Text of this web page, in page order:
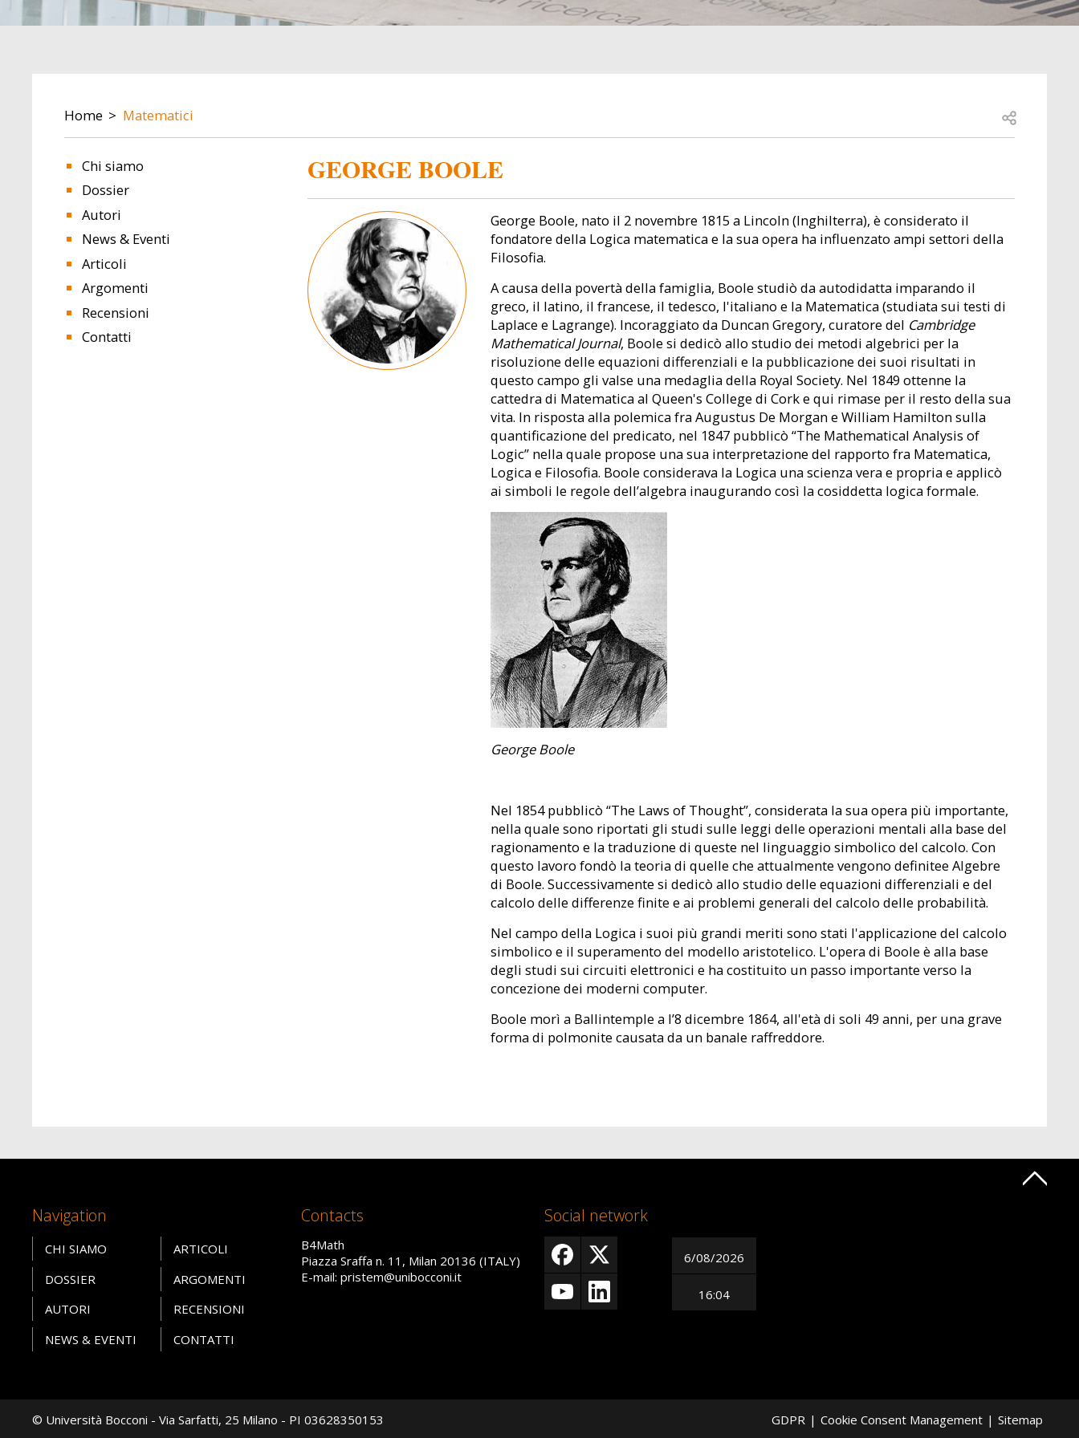
BREADCRUMB
Home Matematici Open share
Chi siamo
Dossier
Autori
News & Eventi
Articoli
Argomenti
Recensioni
Contatti
GEORGE BOOLE
Image
George Boole, nato il 2 novembre 1815 a Lincoln (Inghilterra), è considerato il
fondatore della Logica matematica e la sua opera ha influenzato ampi settori della
Filosofia.
A causa della povertà della famiglia, Boole studiò da autodidatta imparando il
greco, il latino, il francese, il tedesco, l'italiano e la Matematica (studiata sui testi di
Laplace e Lagrange). Incoraggiato da Duncan Gregory, curatore del Cambridge
Mathematical Journal, Boole si dedicò allo studio dei metodi algebrici per la
risoluzione delle equazioni differenziali e la pubblicazione dei suoi risultati in
questo campo gli valse una medaglia della Royal Society. Nel 1849 ottenne la
cattedra di Matematica al Queen's College di Cork e qui rimase per il resto della sua
vita. In risposta alla polemica fra Augustus De Morgan e William Hamilton sulla
quantificazione del predicato, nel 1847 pubblicò “The Mathematical Analysis of
Logic” nella quale propose una sua interpretazione del rapporto fra Matematica,
Logica e Filosofia. Boole considerava la Logica una scienza vera e propria e applicò
ai simboli le regole dell’algebra inaugurando così la cosiddetta logica formale.
George Boole
Nel 1854 pubblicò “The Laws of Thought”, considerata la sua opera più importante,
nella quale sono riportati gli studi sulle leggi delle operazioni mentali alla base del
ragionamento e la traduzione di queste nel linguaggio simbolico del calcolo. Con
questo lavoro fondò la teoria di quelle che attualmente vengono definitee Algebre
di Boole. Successivamente si dedicò allo studio delle equazioni differenziali e del
calcolo delle differenze finite e ai problemi generali del calcolo delle probabilità.
Nel campo della Logica i suoi più grandi meriti sono stati l'applicazione del calcolo
simbolico e il superamento del modello aristotelico. L'opera di Boole è alla base
degli studi sui circuiti elettronici e ha costituito un passo importante verso la
concezione dei moderni computer.
Boole morì a Ballintemple a l’8 dicembre 1864, all'età di soli 49 anni, per una grave
forma di polmonite causata da un banale raffreddore.
Navigation
CHI SIAMO
DOSSIER
AUTORI
NEWS & EVENTI
ARTICOLI
ARGOMENTI
RECENSIONI
CONTATTI
Contacts
B4Math
Piazza Sraffa n. 11, Milan 20136 (ITALY)
E-mail: pristem@unibocconi.it
Social network
6/08/2026
16:04
© Università Bocconi - Via Sarfatti, 25 Milano - PI 03628350153 GDPR | Cookie Consent Management | Sitemap